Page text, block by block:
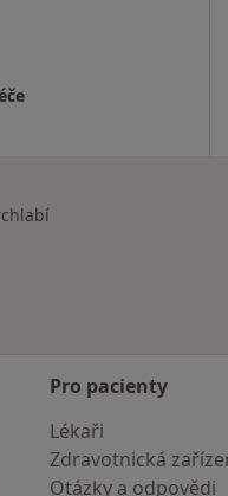
Pro pacienty
Lékaři
Zdravotnická
Otázky a odpovědi